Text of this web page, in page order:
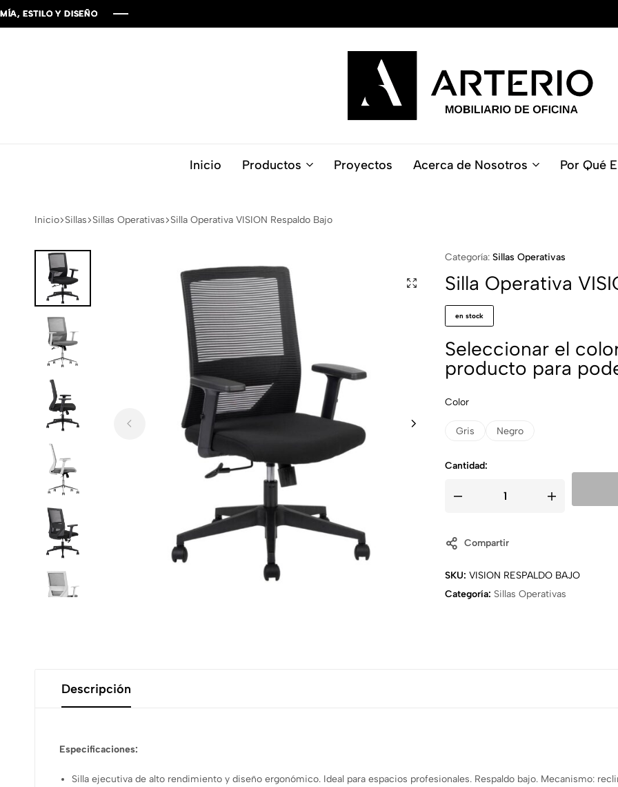
Y DISEÑO
Y DISEÑO
Y DISEÑO
Y DISEÑO
Y DISEÑO
de
alta
Inicio Productos Proyectos Acerca de Nosotros Por Qué
Inicio Sillas Sillas Operativas Silla Operativa VISION Respaldo Bajo
Categoría: Sillas Operativas
Silla Operativa
en stock
Seleccionar el
producto para
Color
Gris Negro
Cantidad:
Compartir
SKU: VISION RESPALDO BAJO
Categoría: Sillas Operativas
Descripción
Especificaciones:
Silla ejecutiva de alto rendimiento y diseño ergonómico. Ideal para espacios profesionales. Respaldo bajo. Mecanismo: